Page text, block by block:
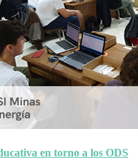
en torno a los ODS